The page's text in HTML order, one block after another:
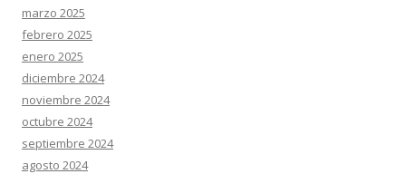
marzo 2025
febrero 2025
enero 2025
diciembre 2024
noviembre 2024
octubre 2024
septiembre 2024
agosto 2024